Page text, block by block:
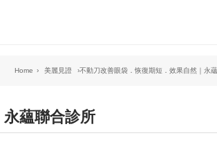
› 美麗見證 ›不動刀改善眼袋．恢復期短．效果自然｜永
蘊聯合診所